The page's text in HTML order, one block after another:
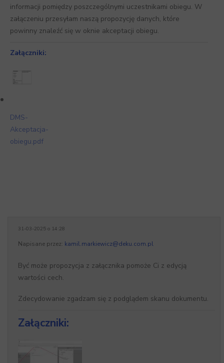
informacji pomiędzy poszczególnymi uczestnikami obiegu. W
załączeniu przesyłam naszą propozycję danych, które
powinny znaleźć się w oknie akceptacji obiegu.
Załączniki:
DMS-
Akceptacja-
obiegu.pdf
31-03-2025 o 14:28
Napisane przez: kamil.markiewicz@deku.com.pl
Być może propozycja z załącznika pomoże Ci z edycją
wartości cech.
Zdecydowanie zgadzam się z podglądem skanu dokumentu.
Załączniki: